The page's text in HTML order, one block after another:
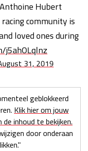
Hubert
community is
loved ones during
j5ahOLqlnz
31, 2019
geblokkeerd
Klik hier om jouw
inhoud te bekijken.
door onderaan